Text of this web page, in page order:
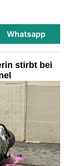
Whatsapp
stirbt bei